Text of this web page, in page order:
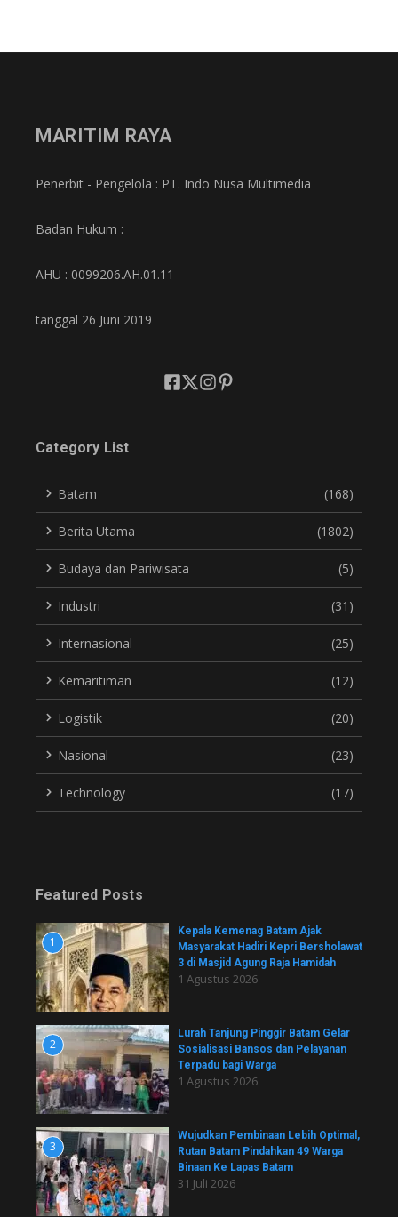
MARITIM RAYA
Penerbit - Pengelola : PT. Indo Nusa Multimedia
Badan Hukum :
AHU : 0099206.AH.01.11
tanggal 26 Juni 2019
Category List
Batam (168)
Berita Utama (1802)
Budaya dan Pariwisata (5)
Industri (31)
Internasional (25)
Kemaritiman (12)
Logistik (20)
Nasional (23)
Technology (17)
Featured Posts
1
Kepala Kemenag Batam Ajak
Masyarakat Hadiri Kepri Bersholawat
3 di Masjid Agung Raja Hamidah
1 Agustus 2026
2
Lurah Tanjung Pinggir Batam Gelar
Sosialisasi Bansos dan Pelayanan
Terpadu bagi Warga
1 Agustus 2026
3
Wujudkan Pembinaan Lebih Optimal,
Rutan Batam Pindahkan 49 Warga
Binaan Ke Lapas Batam
31 Juli 2026